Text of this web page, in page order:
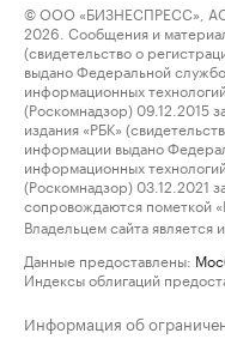
© ООО «БИЗНЕСПРЕСС»,
2026. Сообщения и
(свидетельство о
выдано Федеральной
информационных
(Роскомнадзор) 09.12.2015
издания «РБК»
информации выдано
информационных
(Роскомнадзор)
сопровождаются пометкой
Владельцем сайта является
Данные предоставлены:
Индексы облигаций
Информация об